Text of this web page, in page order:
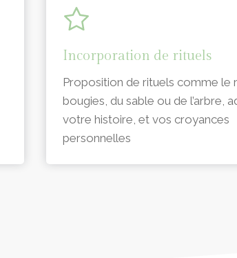
Incorporation de rituels
Proposition de rituels comme le
bougies, du sable ou de l’arbre,
votre histoire, et vos croyances
personnelles